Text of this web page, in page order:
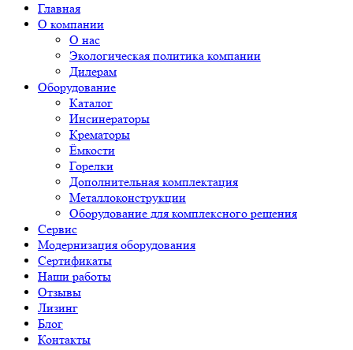
Главная
О компании
О нас
Экологическая политика компании
Дилерам
Оборудование
Каталог
Инсинераторы
Крематоры
Ёмкости
Горелки
Дополнительная комплектация
Металлоконструкции
Оборудование для комплексного решения
Сервис
Модернизация оборудования
Сертификаты
Наши работы
Отзывы
Лизинг
Блог
Контакты